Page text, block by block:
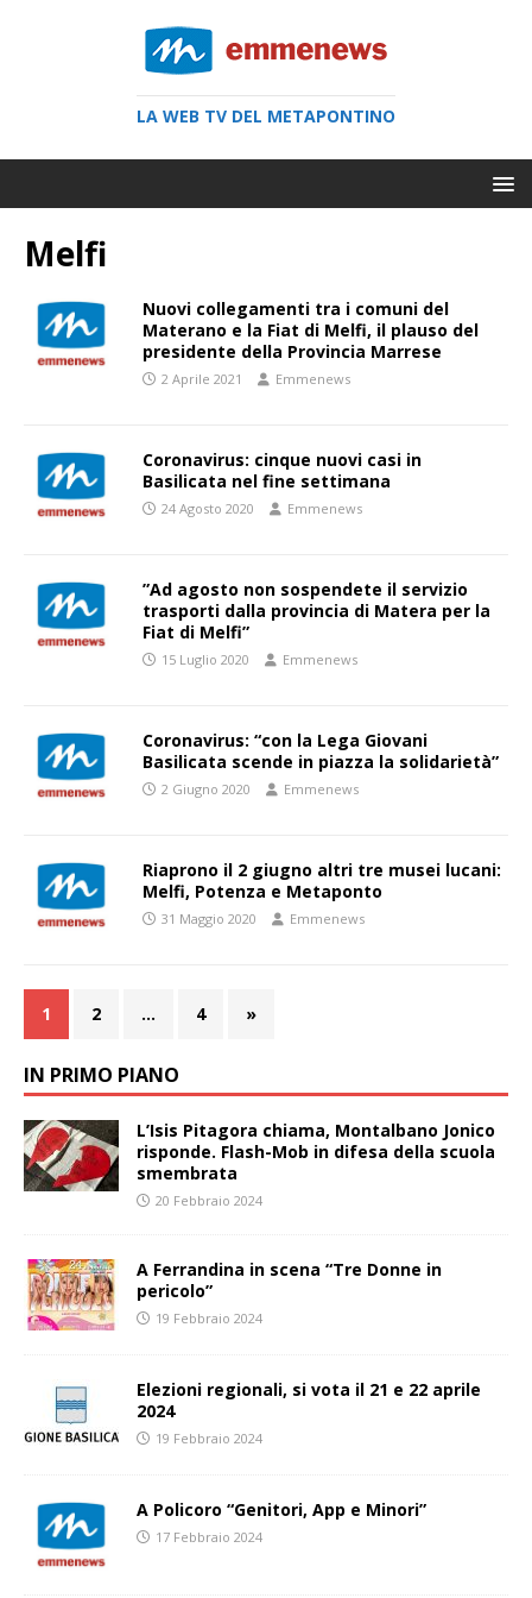
LA WEB TV DEL METAPONTINO
Melfi
Nuovi collegamenti tra i comuni del
Materano e la Fiat di Melfi, il plauso del
presidente della Provincia Marrese
2 Aprile 2021 Emmenews
Coronavirus: cinque nuovi casi in
Basilicata nel fine settimana
24 Agosto 2020 Emmenews
”Ad agosto non sospendete il servizio
trasporti dalla provincia di Matera per la
Fiat di Melfi”
15 Luglio 2020 Emmenews
Coronavirus: “con la Lega Giovani
Basilicata scende in piazza la solidarietà”
2 Giugno 2020 Emmenews
Riaprono il 2 giugno altri tre musei lucani:
Melfi, Potenza e Metaponto
31 Maggio 2020 Emmenews
1 2 … 4 »
IN PRIMO PIANO
L’Isis Pitagora chiama, Montalbano Jonico
risponde. Flash-Mob in difesa della scuola
smembrata
20 Febbraio 2024
A Ferrandina in scena “Tre Donne in
pericolo”
19 Febbraio 2024
Elezioni regionali, si vota il 21 e 22 aprile
2024
19 Febbraio 2024
A Policoro “Genitori, App e Minori”
17 Febbraio 2024